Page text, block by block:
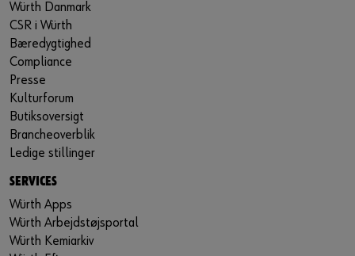
Würth Danmark
CSR i Würth
Bæredygtighed
Compliance
Presse
Kulturforum
Butiksoversigt
Brancheoverblik
Ledige stillinger
SERVICES
Würth Apps
Würth Arbejdstøjsportal
Würth Kemiarkiv